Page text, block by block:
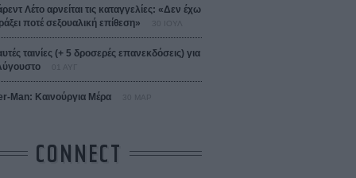
Λέτο αρνείται τις καταγγελίες: «Δεν έχω
ποτέ σεξουαλική επίθεση»
ταινίες (+ 5 δροσερές επανεκδόσεις) για
Man: Καινούργια Μέρα 30 ΜΑΡ
CONNECT